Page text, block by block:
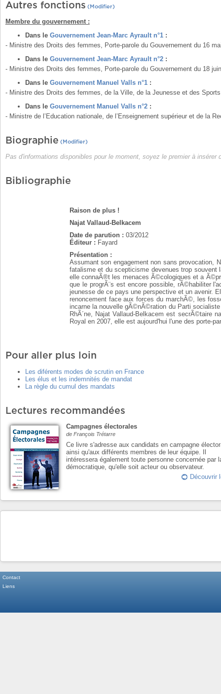
Autres fonctions (Modifier)
Membre du gouvernement :
Dans le Gouvernement Jean-Marc Ayrault n°1:
- Ministre des Droits des femmes, Porte-parole du Gouvernement du 16
Dans le Gouvernement Jean-Marc Ayrault n°2:
- Ministre des Droits des femmes, Porte-parole du Gouvernement du 18
Dans le Gouvernement Manuel Vallsn°1:
- Ministre des Droits des femmes, de la Ville, de la Jeunesse et des
Dans le Gouvernement Manuel Valls n°2:
- Ministre de l’Education nationale, de l’Enseignement supérieur et de la
Biographie (Modifier)
Pas d'informations disponibles pour le moment, soyez le premier à insérer
Bibliographie
Raison de plus !
Najat Vallaud-Belkacem
Date de parution : 03/2012
Éditeur : Fayard
Présentation :
Assumant son engagement non sans provocation,
fatalisme et du scepticisme devenues trop souvent
elle connaÃ®t les menaces Ã©cologiques et a
que le progrÃ¨s est encore possible, rÃ©habiliter
jeunesse de ce pays une perspective et un avenir.
renoncement face aux forces du marchÃ©, les
incarne la nouvelle gÃ©nÃ©ration du Parti
RhÃ´ne, Najat Vallaud-Belkacem est secrÃ©taire
Royal en 2007, elle est aujourd'hui l'une des porte-
Pour aller plus loin
Les diférents modes de scrutin en France
Les élus et les indemnités de mandat
La règle du cumul des mandats
Lectures recommandées
Campagnes électorales
de François Trétarre
Ce livre s'adresse aux candidats en campagne
ainsi qu'aux différents membres de leur équipe. Il
intéressera également toute personne concernée par
démocratique, qu'elle soit acteur ou observateur.
Découvrir
Contact
Liens